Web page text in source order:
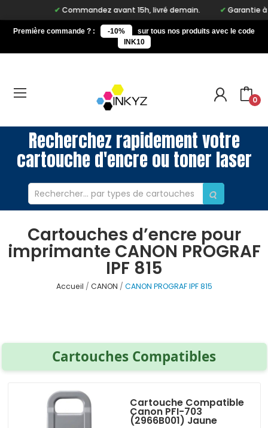
Commandez avant 15h, livré demain. Garantie à
Première commande ? : -10%
sur tous nos produits avec le code
INK10
0
Recherchez rapidement votre
cartouche d'encre ou toner laser
Cartouches d’encre pour
imprimante CANON PROGRAF
IPF 815
Accueil CANON CANON PROGRAF IPF 815
Cartouches Compatibles
Cartouche Compatible
Canon PFI-703
(2966B001) Jaune